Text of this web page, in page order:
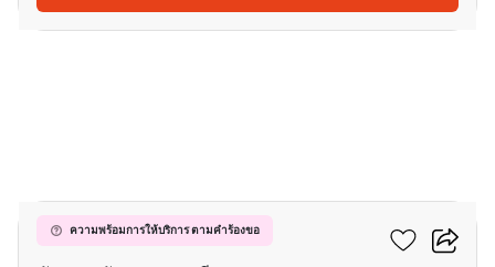
ความพร้อมการให้บริการ ตามคำร้องขอ
เดอะ โพรสเปค วิลล่า